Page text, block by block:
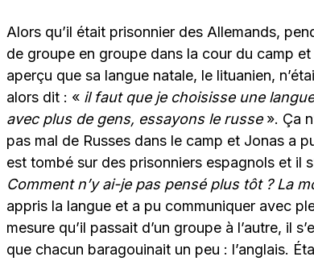
Alors qu’il était prisonnier des Allemands,
de groupe en groupe dans la cour du camp
aperçu que sa langue natale, le lituanien,
alors dit : « il faut que je choisisse une
avec plus de gens, essayons le russe». Ça
pas mal de Russes dans le camp et Jonas a
est tombé sur des prisonniers espagnols et il
Comment n’y ai-je pas pensé plus tôt ? La
appris la langue et a pu communiquer avec
mesure qu’il passait d’un groupe à l’autre, il
que chacun baragouinait un peu : l’anglais.